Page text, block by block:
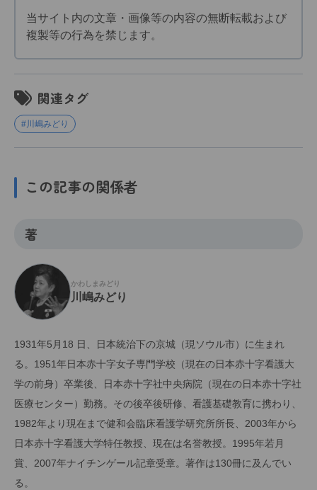
当サイト内の文章・画像等の内容の無断転載および
複製等の行為を禁じます。
関連タグ
#川嶋みどり
この記事の関係者
著
かわしまみどり
川嶋みどり
1931年5月18 日、日本統治下の京城（現ソウル市）に生まれ
る。1951年日本赤十字女子専門学校（現在の日本赤十字看護大
学の前身）卒業後、日本赤十字社中央病院（現在の日本赤十字社
医療センター）勤務。その後卒後研修、看護基礎教育に携わり、
1982年より現在まで健和会臨床看護学研究所所長、2003年から
日本赤十字看護大学特任教授、現在は名誉教授。1995年若月
賞、2007年ナイチンゲール記章受章。著作は130冊に及んでい
る。